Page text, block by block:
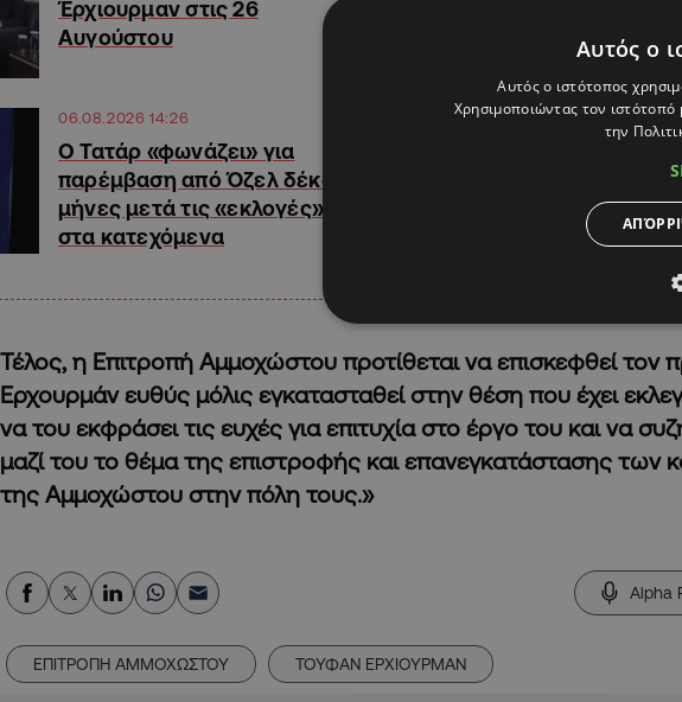
Έρχιουρμαν στις 26
Αυγούστου
06.08.2026 14:26
Ο Τατάρ «φωνάζει» για
παρέμβαση από Όζελ δέκα
μήνες μετά τις «εκλογές»
στα κατεχόμενα
Τέλος, η Επιτροπή Αμμοχώστου προτίθεται να επισκεφθεί τον
Ερχουρμάν ευθύς μόλις εγκατασταθεί στην θέση που έχει
να του εκφράσει τις ευχές για επιτυχία στο έργο του και να
μαζί του το θέμα της επιστροφής και επανεγκατάστασης των
της Αμμοχώστου στην πόλη τους.»
Alpha
ΕΠΙΤΡΟΠΗ ΑΜΜΟΧΩΣΤΟΥ ΤΟΥΦΑΝ ΕΡΧΙΟΥΡΜΑΝ
Αυτός ο
Αυτός ο ιστότοπος
Χρησιμοποιώντας τον
την